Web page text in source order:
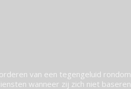
van een tegengeluid rondom
wanneer zij zich niet baseren